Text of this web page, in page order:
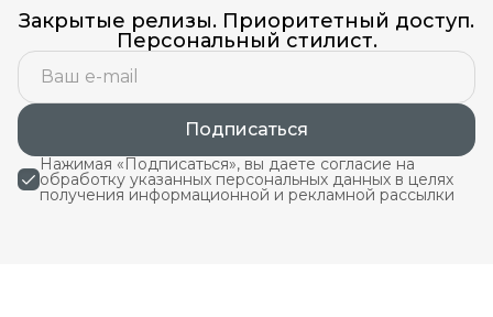
Закрытые релизы. Приоритетный доступ.
Персональный стилист.
Подписаться
Нажимая «Подписаться», вы даете согласие на
обработку указанных персональных данных в целях
получения информационной и рекламной рассылки